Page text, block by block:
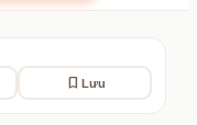
bookmark Lưu